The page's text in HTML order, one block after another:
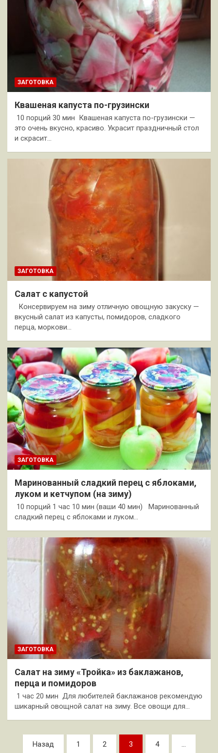
ЗАГОТОВКА
Квашеная капуста по-грузински
10 порций 30 мин Квашеная капуста по-грузински —
это очень вкусно, красиво. Украсит праздничный стол
и скрасит…
ЗАГОТОВКА
Салат с капустой
Консервируем на зиму отличную овощную закуску —
вкусный салат из капусты, помидоров, сладкого
перца, моркови…
ЗАГОТОВКА
Маринованный сладкий перец с яблоками,
луком и кетчупом (на зиму)
10 порций 1 час 10 мин (ваши 40 мин) Маринованный
сладкий перец с яблоками и луком…
ЗАГОТОВКА
Салат на зиму «Тройка» из баклажанов,
перца и помидоров
1 час 20 мин Для любителей баклажанов рекомендую
шикарный овощной салат на зиму. Все овощи для…
Пагинация
Назад 1 2 3 4 …